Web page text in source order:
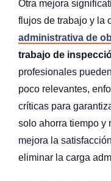
Otra mejora
flujos de trabajo y la
administrativa de
trabajo de
profesionales
poco relevantes,
críticas para
solo ahorra tiempo y
mejora la
eliminar la carga